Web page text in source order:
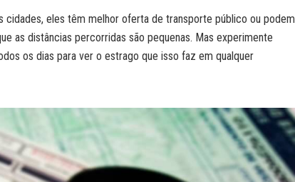
cidades, eles têm melhor oferta de transporte público ou podem
as distâncias percorridas são pequenas. Mas experimente
os dias para ver o estrago que isso faz em qualquer